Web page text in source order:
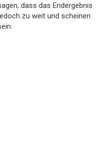
dass das Endergebnis
zu weit und scheinen